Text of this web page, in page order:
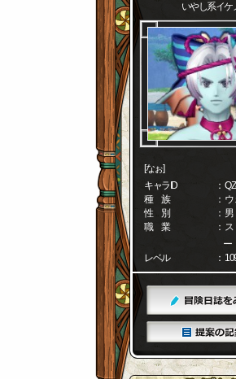
いやし系イケ
[なぉ]
キャラID
：
種 族
：
性 別
： 男
職 業
：
ー
レベル
：